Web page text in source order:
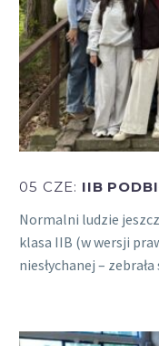
05 CZE: IIB
Normalni ludzie
klasa IIB (w wersji
niesłychanej –